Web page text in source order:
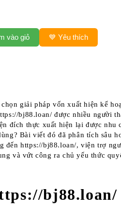
vào giỏ
💙 Yêu thích
giải pháp vốn xuất hiện kế
bj88.loan/ được nhiều người
đích thực xuất hiện lại được nhu
Bài viết đó đã phân tích sâu
đến https://bj88.loan/, viện trợ
và vứt công ra chủ yếu thức
bj88.loan/